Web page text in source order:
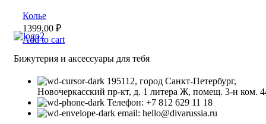
Колье
1399,00 ₽
Add to cart
Бижутерия и аксессуары для тебя
195112, город Санкт-Петербург,
Новочеркасский пр-кт, д. 1 литера Ж, помещ. 3-н ком.
Телефон: +7 812 629 11 18
email: hello@divarussia.ru